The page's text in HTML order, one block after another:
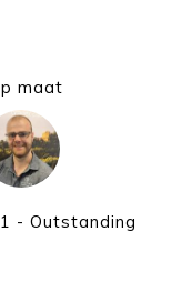
maat
- Outstanding